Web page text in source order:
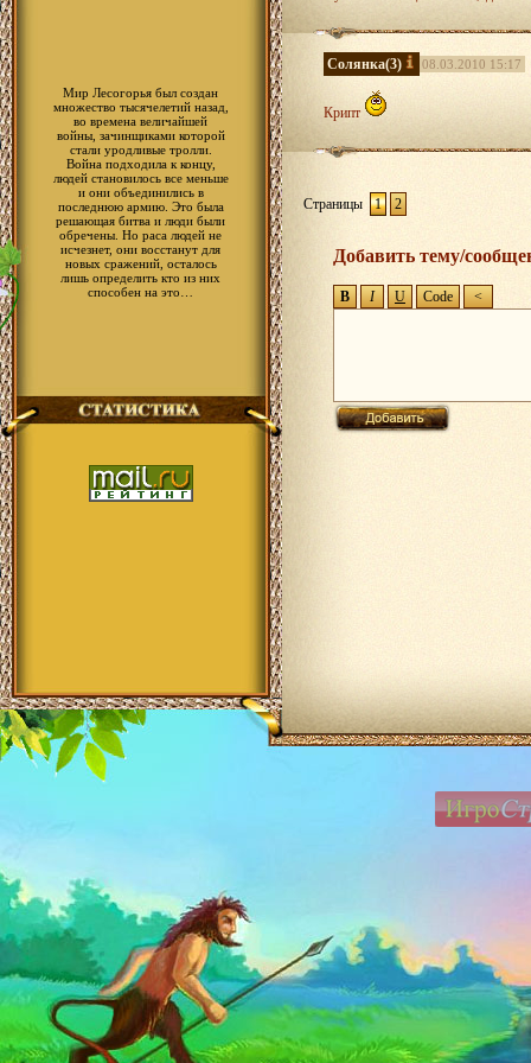
Мир Лесогорья был создан
множество тысячелетий назад,
во времена величайшей
войны, зачинщиками которой
стали уродливые тролли.
Война подходила к концу,
людей становилось все меньше
и они объединились в
последнюю армию. Это была
решающая битва и люди были
обречены. Но раса людей не
исчезнет, они восстанут для
новых сражений, осталось
лишь определить кто из них
способен на это…
Ловок против атак оружием.(для
Так же некотрое мобы должны
Солянка(3) 08.03.2010 15:17
Крипт
Страницы 1 2
Добавить тему/